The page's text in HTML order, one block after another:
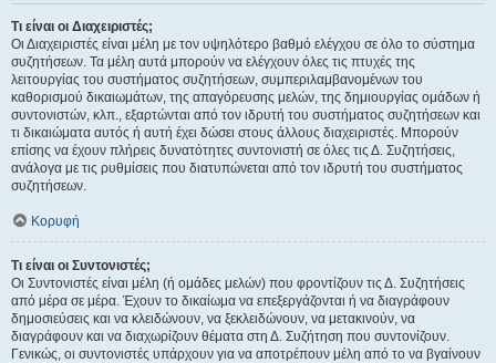
Τι είναι οι Διαχειριστές;
Οι Διαχειριστές είναι μέλη με τον υψηλότερο βαθμό ελέγχου σε όλο το σύστημα
συζητήσεων. Τα μέλη αυτά μπορούν να ελέγχουν όλες τις πτυχές της
λειτουργίας του συστήματος συζητήσεων, συμπεριλαμβανομένων του
καθορισμού δικαιωμάτων, της απαγόρευσης μελών, της δημιουργίας ομάδων ή
συντονιστών, κλπ., εξαρτώνται από τον ιδρυτή του συστήματος συζητήσεων και
τι δικαιώματα αυτός ή αυτή έχει δώσει στους άλλους διαχειριστές. Μπορούν
επίσης να έχουν πλήρεις δυνατότητες συντονιστή σε όλες τις Δ. Συζητήσεις,
ανάλογα με τις ρυθμίσεις που διατυπώνεται από τον ιδρυτή του συστήματος
συζητήσεων.
Κορυφή
Τι είναι οι Συντονιστές;
Οι Συντονιστές είναι μέλη (ή ομάδες μελών) που φροντίζουν τις Δ. Συζητήσεις
από μέρα σε μέρα. Έχουν το δικαίωμα να επεξεργάζονται ή να διαγράφουν
δημοσιεύσεις και να κλειδώνουν, να ξεκλειδώνουν, να μετακινούν, να
διαγράφουν και να διαχωρίζουν θέματα στη Δ. Συζήτηση που συντονίζουν.
Γενικώς, οι συντονιστές υπάρχουν για να αποτρέπουν μέλη από το να βγαίνουν